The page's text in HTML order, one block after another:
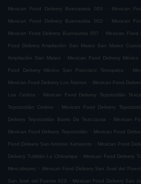
Mexican Food Delivery Buenavista 003 . Mexican
Mexican Food Delivery Buenavista 002 . Mexican
Mexican Food Delivery Buenavista 007 . Mexican Food
Food Delivery Ampliación San Mateo San Mateo
Ampliación San Mateo . Mexican Food Delivery
Food Delivery México San Francisco Tenopalco .
Mexican Food Delivery Los Álamos . Mexican Food
Los Cedros . Mexican Food Delivery Tepotzotlán
Tepotzotlán Cedros . Mexican Food Delivery
Delivery Tepotzotlán Barrio De Tezccacoa . Mexican
Mexican Food Delivery Tepotzotlán . Mexican Food
Food Delivery San Antonio Xahuento . Mexican Food
Delivery Tultitlán La Chinampa . Mexican Food Delivery
Mexcaltepec . Mexican Food Delivery San José del
San José del Puente 023 . Mexican Food Delivery San